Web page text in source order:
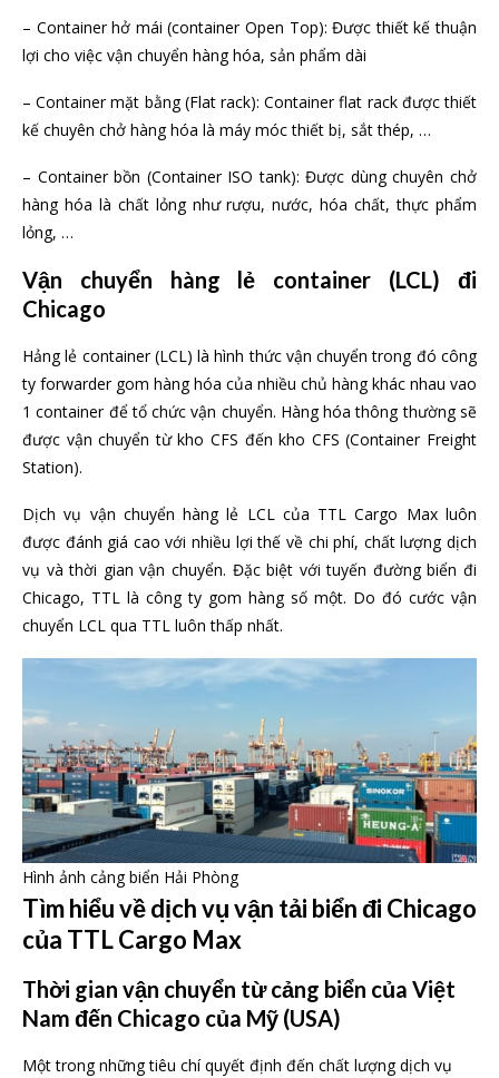
– Container hở mái (container Open Top): Được thiết kế thuận
lợi cho việc vận chuyển hàng hóa, sản phẩm dài
– Container mặt bằng (Flat rack): Container flat rack được thiết
kế chuyên chở hàng hóa là máy móc thiết bị, sắt thép, …
– Container bồn (Container ISO tank): Được dùng chuyên chở
hàng hóa là chất lỏng như rượu, nước, hóa chất, thực phẩm
lỏng, …
Vận chuyển hàng lẻ container (LCL) đi
Chicago
Hảng lẻ container (LCL) là hình thức vận chuyển trong đó công
ty forwarder gom hàng hóa của nhiều chủ hàng khác nhau vao
1 container để tổ chức vận chuyển. Hàng hóa thông thường sẽ
được vận chuyển từ kho CFS đến kho CFS (Container Freight
Station).
Dịch vụ vận chuyển hàng lẻ LCL của TTL Cargo Max luôn
được đánh giá cao với nhiều lợi thế về chi phí, chất lượng dịch
vụ và thời gian vận chuyển. Đặc biệt với tuyến đường biển đi
Chicago, TTL là công ty gom hàng số một. Do đó cước vận
chuyển LCL qua TTL luôn thấp nhất.
Hình ảnh cảng biển Hải Phòng
Tìm hiểu về dịch vụ vận tải biển đi Chicago
của TTL Cargo Max
Thời gian vận chuyển từ cảng biển của Việt
Nam đến Chicago của Mỹ (USA)
Một trong những tiêu chí quyết định đến chất lượng dịch vụ